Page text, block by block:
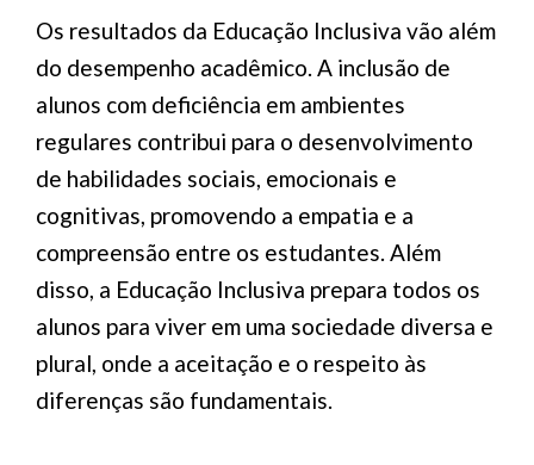
Os resultados da Educação Inclusiva vão além
do desempenho acadêmico. A inclusão de
alunos com deficiência em ambientes
regulares contribui para o desenvolvimento
de habilidades sociais, emocionais e
cognitivas, promovendo a empatia e a
compreensão entre os estudantes. Além
disso, a Educação Inclusiva prepara todos os
alunos para viver em uma sociedade diversa e
plural, onde a aceitação e o respeito às
diferenças são fundamentais.